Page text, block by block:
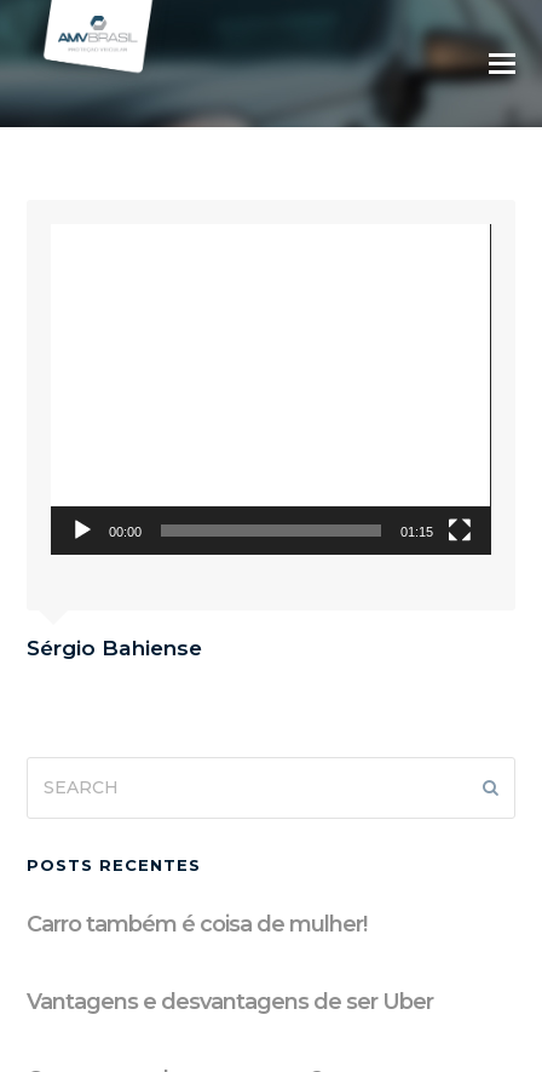
00:00 01:15
Sérgio Bahiense
POSTS RECENTES
Carro também é coisa de mulher!
Vantagens e desvantagens de ser Uber